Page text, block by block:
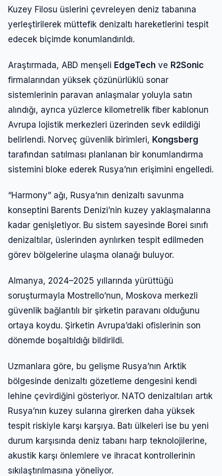
Kuzey Filosu üslerini çevreleyen deniz tabanına
yerleştirilerek müttefik denizaltı hareketlerini tespit
edecek biçimde konumlandırıldı.
Araştırmada, ABD menşeli EdgeTech ve R2Sonic
firmalarından yüksek çözünürlüklü sonar
sistemlerinin paravan anlaşmalar yoluyla satın
alındığı, ayrıca yüzlerce kilometrelik fiber kablonun
Avrupa lojistik merkezleri üzerinden sevk edildiği
belirlendi. Norveç güvenlik birimleri, Kongsberg
tarafından satılması planlanan bir konumlandırma
sistemini bloke ederek Rusya’nın erişimini engelledi.
“Harmony” ağı, Rusya’nın denizaltı savunma
konseptini Barents Denizi’nin kuzey yaklaşmalarına
kadar genişletiyor. Bu sistem sayesinde Borei sınıfı
denizaltılar, üslerinden ayrılırken tespit edilmeden
görev bölgelerine ulaşma olanağı buluyor.
Almanya, 2024–2025 yıllarında yürüttüğü
soruşturmayla Mostrello’nun, Moskova merkezli
güvenlik bağlantılı bir şirketin paravanı olduğunu
ortaya koydu. Şirketin Avrupa’daki ofislerinin son
dönemde boşaltıldığı bildirildi.
Uzmanlara göre, bu gelişme Rusya’nın Arktik
bölgesinde denizaltı gözetleme dengesini kendi
lehine çevirdiğini gösteriyor. NATO denizaltıları artık
Rusya’nın kuzey sularına girerken daha yüksek
tespit riskiyle karşı karşıya. Batı ülkeleri ise bu yeni
durum karşısında deniz tabanı harp teknolojilerine,
akustik karşı önlemlere ve ihracat kontrollerinin
sıkılaştırılmasına yöneliyor.